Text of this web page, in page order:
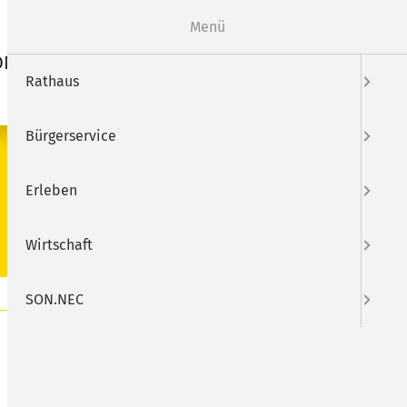
Webcam
Menü
Rathaus
Bürgerservice
Erleben
Wirtschaft
SON.NEC